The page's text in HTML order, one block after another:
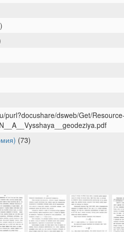
purl?docushare/dsweb/Get/
(73)